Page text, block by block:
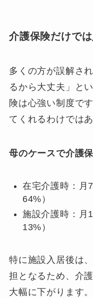
介護保険だけで
多くの方が誤解さ
るから大丈夫」と
険は心強い制度で
てくれるわけでは
母のケースで介護
在宅介護時：月
64%）
施設介護時：月
13%）
特に施設入居後は
担となるため、介
大幅に下がります。